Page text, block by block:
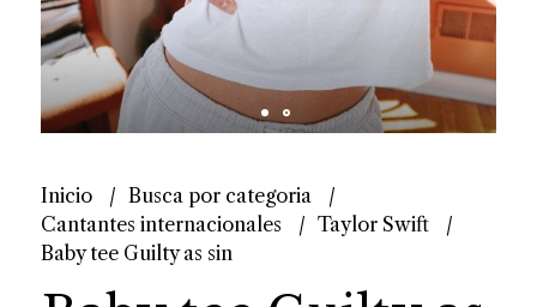
Inicio
Busca por categoria
Cantantes internacionales
Taylor Swift
Baby tee Guilty as sin